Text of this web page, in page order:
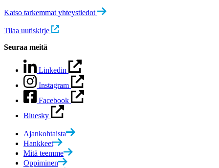
Katso tarkemmat yhteystiedot
Tilaa uutiskirje
Seuraa meitä
Linkedin
Instagram
Facebook
Bluesky
Ajankohtaista
Hankkeet
Mitä teemme
Oppiminen